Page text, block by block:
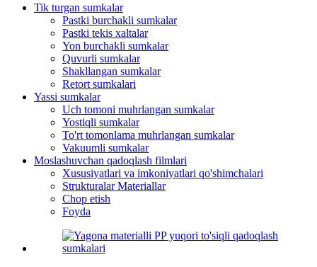
Tik turgan sumkalar
Pastki burchakli sumkalar
Pastki tekis xaltalar
Yon burchakli sumkalar
Quvurli sumkalar
Shakllangan sumkalar
Retort sumkalari
Yassi sumkalar
Uch tomoni muhrlangan sumkalar
Yostiqli sumkalar
To'rt tomonlama muhrlangan sumkalar
Vakuumli sumkalar
Moslashuvchan qadoqlash filmlari
Xususiyatlari va imkoniyatlari qo'shimchalari
Strukturalar Materiallar
Chop etish
Foyda